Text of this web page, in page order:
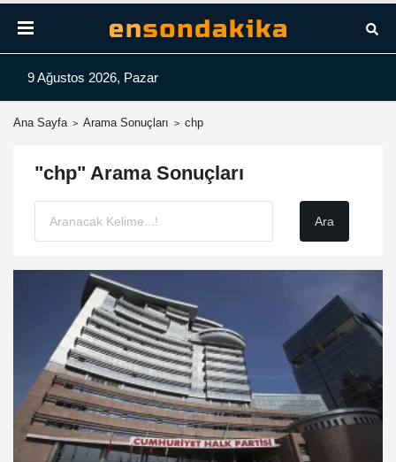
9 Ağustos 2026, Pazar
Ana Sayfa Arama Sonuçları chp
"chp" Arama Sonuçları